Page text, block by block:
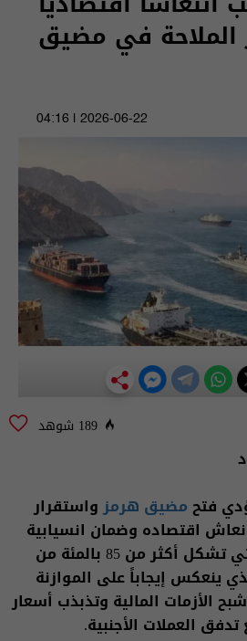
الملاحة في مضيق
2026-06-22 | 04:16
189 شوهد
فتحمضيق هرمزواستقرار
اقتصاده وضمان انسيابية
صادرات النفط الخام التي تشكل أكثر من 85 بالمئة من
ينعكس إيجاباً على الموازنة
الأزمات المالية وتذبذب أسعار
العملات الأجنبية.